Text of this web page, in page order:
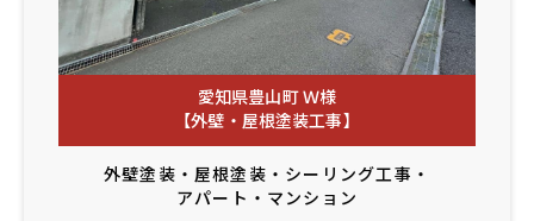
愛知県豊山町 Ｗ様
【外壁・屋根塗装工事】
外壁塗装 ・ 屋根塗装 ・ シーリング工事 ・
アパート・マンション